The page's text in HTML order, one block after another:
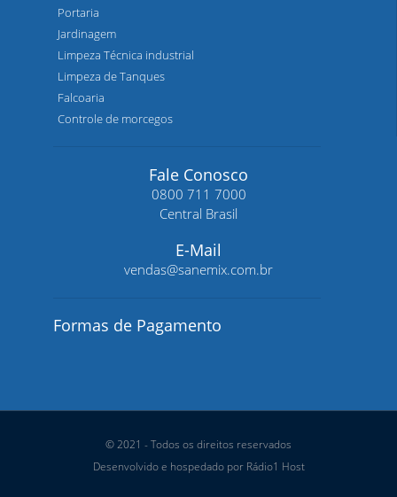
Portaria
Jardinagem
Limpeza Técnica industrial
Limpeza de Tanques
Falcoaria
Controle de morcegos
Fale Conosco
0800 711 7000
Central Brasil
E-Mail
vendas@sanemix.com.br
Formas de Pagamento
© 2021 - Todos os direitos reservados
Desenvolvido e hospedado por Rádio1 Host